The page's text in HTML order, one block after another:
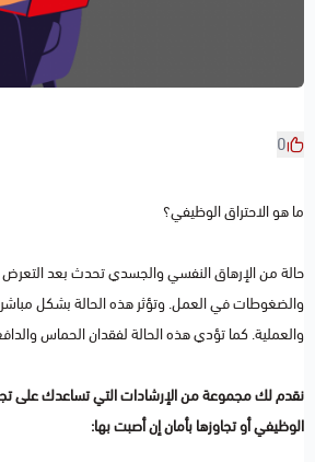
0
ما هو الاحتراق الوظيفي؟
حالة من الإرهاق النفسي والجسدي تحدث بعد التعرض
والضغوطات في العمل. وتؤثر هذه الحالة بشكل
والعملية. كما تؤدي هذه الحالة لفقدان الحماس
نقدم لك مجموعة من الإرشادات التي تساعدك على
الوظيفي أو تجاوزها بأمان إن أصبت بها: